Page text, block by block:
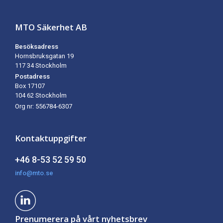
MTO Säkerhet AB
Besöksadress
Hornsbruksgatan 19
117 34 Stockholm
Postadress
Box 17107
104 62 Stockholm
Org nr: 556784-6307
Kontaktuppgifter
+46 8-53 52 59 50
info@mto.se
Prenumerera på vårt nyhetsbrev